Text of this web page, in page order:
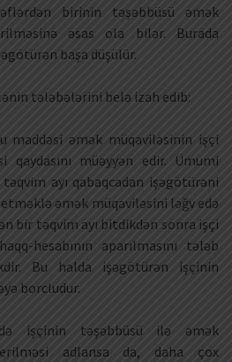
birinin təşəbbüsü əmək
əsas ola bilər. Burada
başa düşülür.
tələbələrini belə izah edib:
maddəsi əmək müqaviləsinin işçi
müəyyən edir. Ümumi
ayı qabaqcadan işəgötürəni
əmək müqaviləsini ləğv edə
bir təqvim ayı bitdikdən sonra işçi
hesabının aparılmasını tələb
Bu halda işəgötürən işçinin
borcludur.
işçinin təşəbbüsü ilə əmək
adlansa da, daha çox